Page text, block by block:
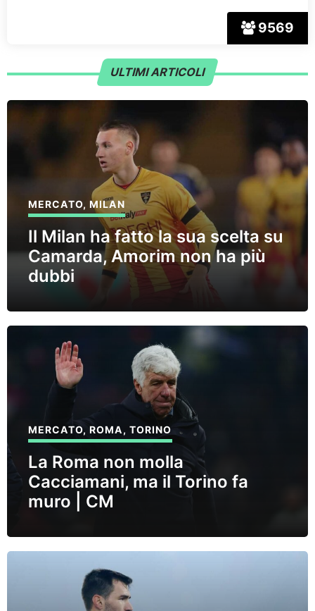
9569
ULTIMI ARTICOLI
MERCATO,MILAN
Il Milan ha fatto la sua scelta su
Camarda, Amorim non ha più
dubbi
MERCATO,ROMA, TORINO
La Roma non molla
Cacciamani, ma il Torino fa
muro | CM